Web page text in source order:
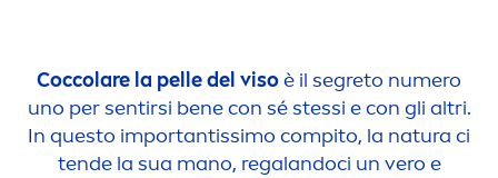
Coccolare la pelle del visoè il segreto numero
uno per sentirsi bene con sé stessi e con gli altri.
In questo importantissimo compito, la natura ci
tende la sua mano, regalandoci un vero e